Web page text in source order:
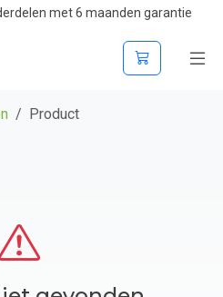
met 6 maanden garantie
Product